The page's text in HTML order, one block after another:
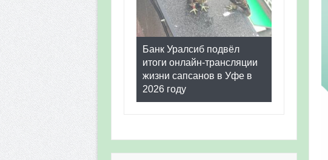
Банк Уралсиб подвёл
итоги онлайн-трансляции
жизни сапсанов в Уфе в
2026 году